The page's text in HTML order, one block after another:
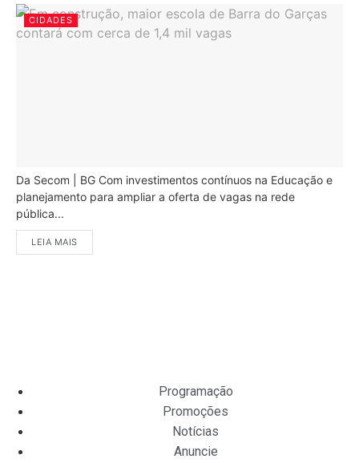
CIDADES
Da Secom | BG Com investimentos contínuos na Educação e
planejamento para ampliar a oferta de vagas na rede
pública...
LEIA MAIS
Programação
Promoções
Notícias
Anuncie